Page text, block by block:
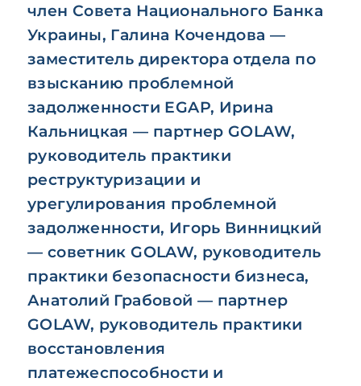
член Совета Национального Банка
Украины, Галина Кочендова —
заместитель директора отдела по
взысканию проблемной
задолженности EGAP, Ирина
Кальницкая — партнер GOLAW,
руководитель практики
реструктуризации и
урегулирования проблемной
задолженности, Игорь Винницкий
— советник GOLAW, руководитель
практики безопасности бизнеса,
Анатолий Грабовой — партнер
GOLAW, руководитель практики
восстановления
платежеспособности и